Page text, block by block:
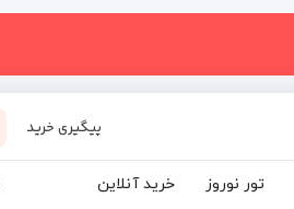
پیگیری خرید
تور نوروز خرید آنلاین